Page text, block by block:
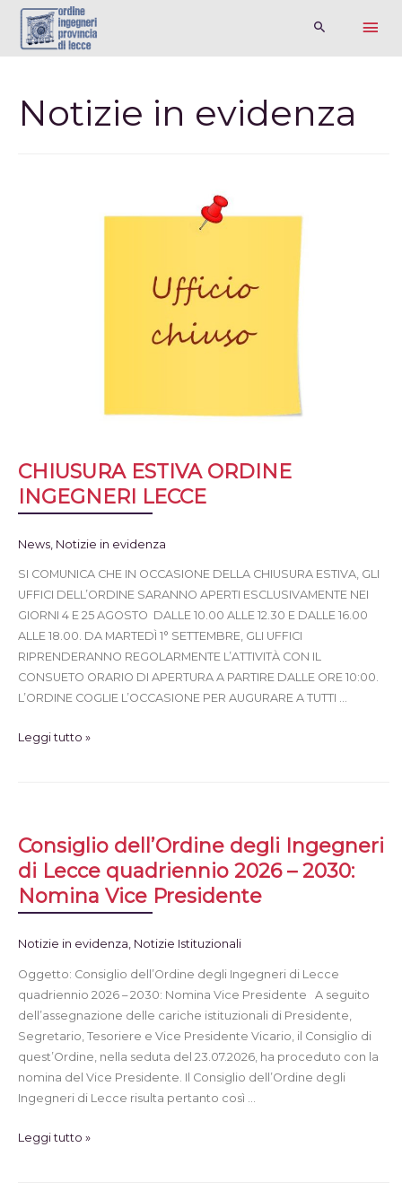
Notizie in evidenza
CHIUSURA ESTIVA ORDINE
INGEGNERI LECCE
News Notizie in evidenza
SI COMUNICA CHE IN OCCASIONE DELLA CHIUSURA ESTIVA, GLI
UFFICI DELL’ORDINE SARANNO APERTI ESCLUSIVAMENTE NEI
GIORNI 4 E 25 AGOSTO DALLE 10.00 ALLE 12.30 E DALLE 16.00
ALLE 18.00. DA MARTEDÌ 1° SETTEMBRE, GLI UFFICI
RIPRENDERANNO REGOLARMENTE L’ATTIVITÀ CON IL
CONSUETO ORARIO DI APERTURA A PARTIRE DALLE ORE 10:00.
L’ORDINE COGLIE L’OCCASIONE PER AUGURARE A TUTTI …
Leggi tutto »
Consiglio dell’Ordine degli Ingegneri
di Lecce quadriennio 2026 – 2030:
Nomina Vice Presidente
Notizie in evidenza, Notizie Istituzionali
Oggetto: Consiglio dell’Ordine degli Ingegneri di Lecce
quadriennio 2026 – 2030: Nomina Vice Presidente A seguito
dell’assegnazione delle cariche istituzionali di Presidente,
Segretario, Tesoriere e Vice Presidente Vicario, il Consiglio di
quest’Ordine, nella seduta del 23.07.2026, ha proceduto con la
nomina del Vice Presidente. Il Consiglio dell’Ordine degli
Ingegneri di Lecce risulta pertanto così …
Leggi tutto »